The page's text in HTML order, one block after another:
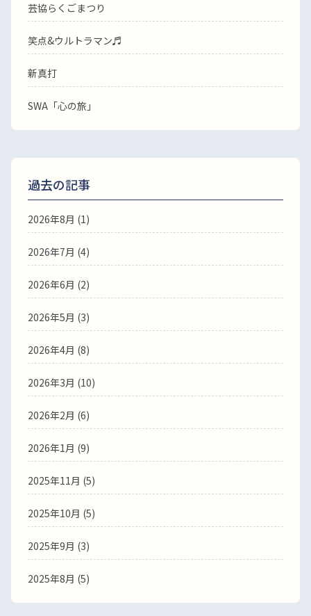
芸協らくごまつり
笑点&ウルトラマン♬
新真打
SWA「心の旅」
過去の記事
2026年8月 (1)
2026年7月 (4)
2026年6月 (2)
2026年5月 (3)
2026年4月 (8)
2026年3月 (10)
2026年2月 (6)
2026年1月 (9)
2025年11月 (5)
2025年10月 (5)
2025年9月 (3)
2025年8月 (5)